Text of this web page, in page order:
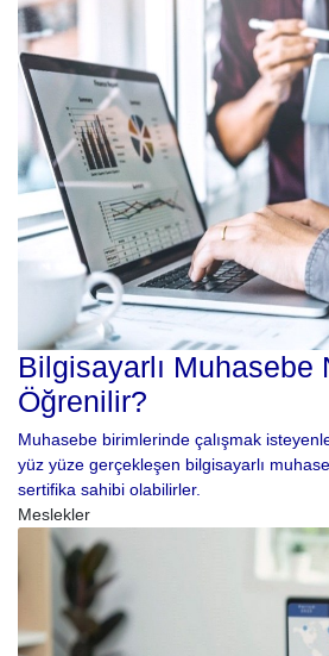
Bilgisayarlı Muhasebe
Öğrenilir?
Muhasebe birimlerinde çalışmak
yüz yüze gerçekleşen bilgisayarlı
sertifika sahibi olabilirler.
Meslekler